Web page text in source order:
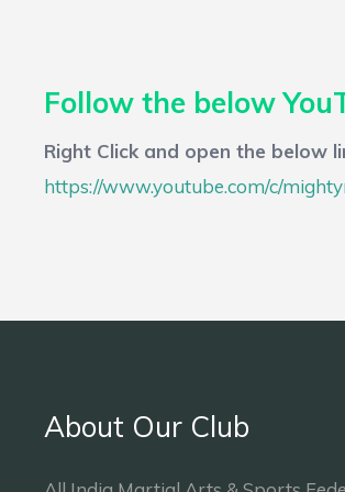
Follow the below
Right Click and open the below
https://www.youtube.com/c/
About Our Club